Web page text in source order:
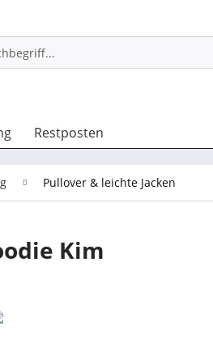
Restposten
Pullover & leichte Jacken
Kim